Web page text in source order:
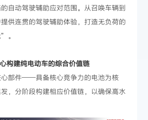
自动驾驶辅助应对范围。从召唤车辆到
供连贯的驾驶辅助体验，打造无负荷的
。
构建纯电动车的综合价值链
心部件——具备核心竞争力的电池为核
，分阶段构建相应价值链，以确保高水